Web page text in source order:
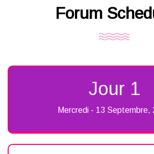
Forum
Jour 1
Mercredi - 13 Septembre,